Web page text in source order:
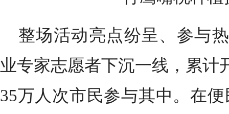
整场活动亮点纷呈、参与
业专家志愿者下沉一线，累计
35万人次市民参与其中。在